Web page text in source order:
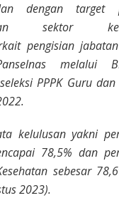
dengan target
sektor
pengisian
melalui
PPPK Guru
kelulusan yakni
78,5% dan
sebesar
2023).